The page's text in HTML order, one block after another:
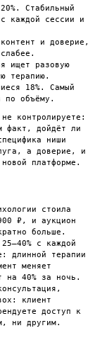
Стабильный
каждой сессии и
и доверие,
ищет разовую
терапию.
18%. Самый
по объёму.
контролируете:
факт, дойдёт ли
ниши
а доверие, и
платформе.
стоила
₽, и аукцион
больше.
с каждой
длинной терапии
меняет
на 40% за ночь.
клиент
доступ к
ни другим.